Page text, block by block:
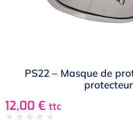
PS22 – Masque de
protecteur
12,00 € ttc
★ ★ ★ ★ ★